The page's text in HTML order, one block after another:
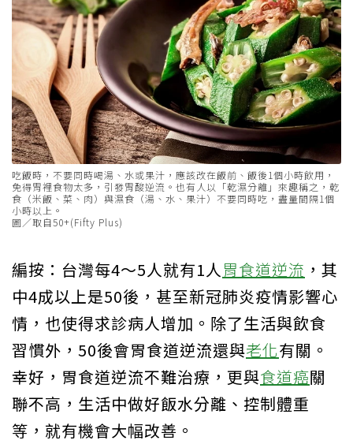
吃飯時，不要同時喝湯、水或果汁，應該改在飯前、飯後1個小時飲用，
免得胃裡食物太多，引發胃酸逆流。也有人以「乾濕分離」來趣稱之，乾
食（米飯、菜、肉）與濕食（湯、水、果汁）不要同時吃，盡量間隔1個
小時以上。
圖／取自50+(Fifty Plus)
編按：台灣每4～5人就有1人胃食道逆流 ，其
中4成以上是50後，甚至新冠肺炎疫情影響心
情，也使得求診病人增加。除了生活與飲食
習慣外，50後會胃食道逆流還與老化有關。
幸好，胃食道逆流不難治療，更與食道癌關
聯不高，生活中做好飯水分離、控制體重
等，就有機會大幅改善。